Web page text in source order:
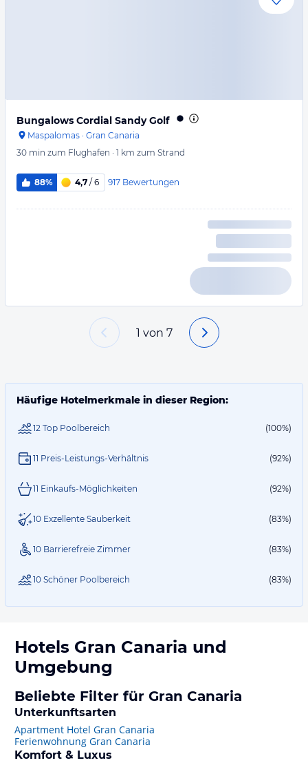
Bungalows Cordial Sandy Golf
Maspalomas · Gran Canaria
30 min zum Flughafen · 1 km zum Strand
88% 4,7 / 6 917 Bewertungen
1 von 7
Häufige Hotelmerkmale in dieser Region:
12 Top Poolbereich (100%)
11 Preis-Leistungs-Verhältnis (92%)
11 Einkaufs-Möglichkeiten (92%)
10 Exzellente Sauberkeit (83%)
10 Barrierefreie Zimmer (83%)
10 Schöner Poolbereich (83%)
Hotels Gran Canaria und
Umgebung
Beliebte Filter für Gran Canaria
Unterkunftsarten
Apartment Hotel Gran Canaria
Ferienwohnung Gran Canaria
Komfort & Luxus